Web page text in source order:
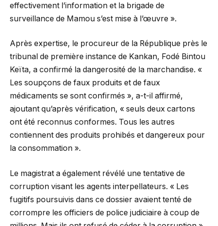
effectivement l’information et la brigade de
surveillance de Mamou s’est mise à l’œuvre ».
Après expertise, le procureur de la République près le
tribunal de première instance de Kankan, Fodé Bintou
Keïta, a confirmé la dangerosité de la marchandise. «
Les soupçons de faux produits et de faux
médicaments se sont confirmés », a-t-il affirmé,
ajoutant qu’après vérification, « seuls deux cartons
ont été reconnus conformes. Tous les autres
contiennent des produits prohibés et dangereux pour
la consommation ».
Le magistrat a également révélé une tentative de
corruption visant les agents interpellateurs. « Les
fugitifs poursuivis dans ce dossier avaient tenté de
corrompre les officiers de police judiciaire à coup de